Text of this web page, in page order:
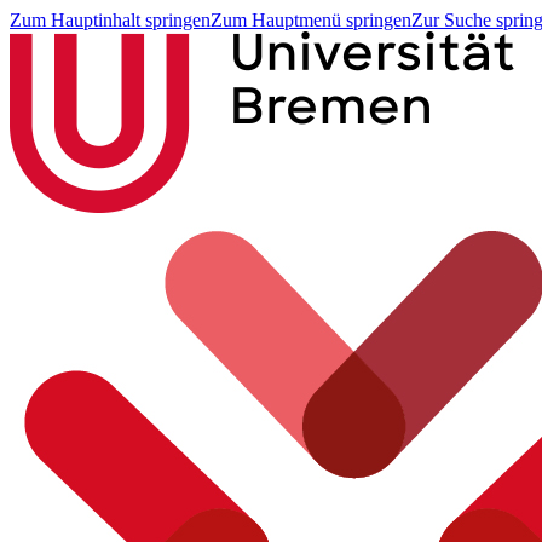
Zum Hauptinhalt springenZum Hauptmenü springenZur Suche